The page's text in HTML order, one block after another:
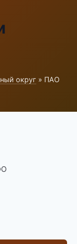
округ » ПАО